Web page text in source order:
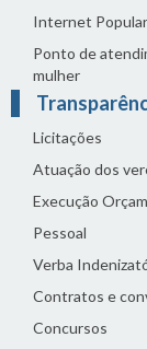
Internet Popular
Ponto de
mulher
Licitações
Atuação dos
Execução
Pessoal
Verba
Contratos e
Concursos